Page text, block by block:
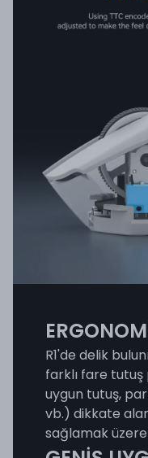
R1'de delik
farklı fare tutuş
uygun tutuş,
vb.) dikkate
sağlamak üzere